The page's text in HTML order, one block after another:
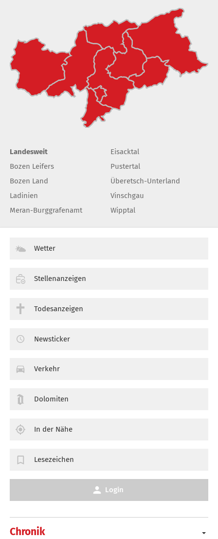
Landesweit
Bozen Leifers
Bozen Land
Ladinien
Meran-Burggrafenamt
Eisacktal
Pustertal
Überetsch-Unterland
Vinschgau
Wipptal
Chronik
Wetter
Stellenanzeigen
Todesanzeigen
Newsticker
Verkehr
Dolomiten
In der Nähe
Lesezeichen
Login